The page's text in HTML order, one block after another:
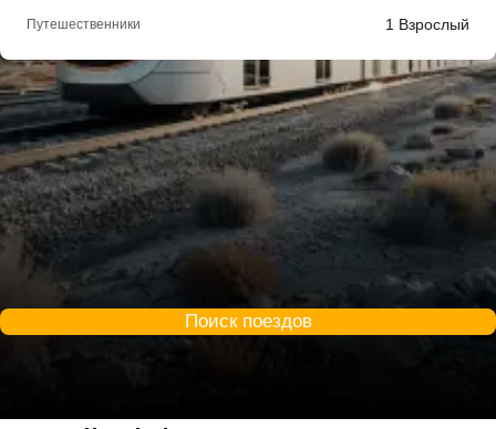
Путешественники 1 Взрослый
Поиск поездов